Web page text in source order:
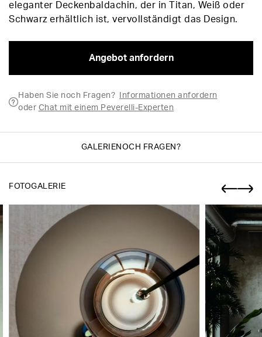
eleganter Deckenbaldachin, der in Titan, Weiß oder
Schwarz erhältlich ist, vervollständigt das Design.
Angebot anfordern
Haben Sie noch Fragen?
Informationen anfordern
oder Chat mit einem Peverelli-Experten
GALERIENOCH FRAGEN?
FOTOGALERIE